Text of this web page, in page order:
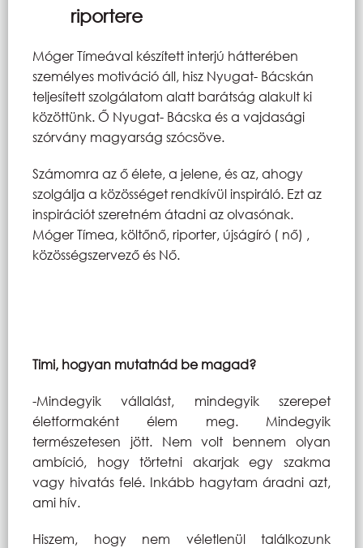
riportere
Móger Tímeával készített interjú hátterében
személyes motiváció áll, hisz Nyugat- Bácskán
teljesített szolgálatom alatt barátság alakult ki
közöttünk. Ő Nyugat- Bácska és a vajdasági
szórvány magyarság szócsöve.
Számomra az ő élete, a jelene, és az, ahogy
szolgálja a közösséget rendkívül inspiráló. Ezt az
inspirációt szeretném átadni az olvasónak.
Móger Tímea, költőnő, riporter, újságíró ( nő) ,
közösségszervező és Nő.
Timi, hogyan mutatnád be magad?
-Mindegyik vállalást, mindegyik szerepet
életformaként élem meg. Mindegyik
természetesen jött. Nem volt bennem olyan
ambíció, hogy törtetni akarjak egy szakma
vagy hivatás felé. Inkább hagytam áradni azt,
ami hív.
Hiszem, hogy nem véletlenül találkozunk